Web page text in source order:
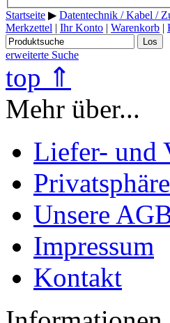
Startseite ▶ Datentechnik / Kabel /
Merkzettel | Ihr Konto | Warenkorb |
Los
erweiterte Suche
top ⇑
Mehr über...
Liefer- und
Unsere
Impressum
Kontakt